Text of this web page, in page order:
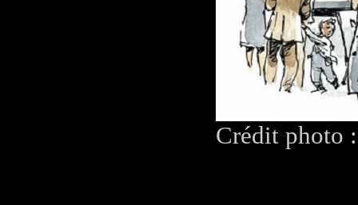
Crédit photo